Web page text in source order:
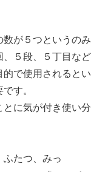
数が５つというのみ
、５段、５丁目など
的で使用されるとい
す。
に気が付き使い分
ふたつ、みっ